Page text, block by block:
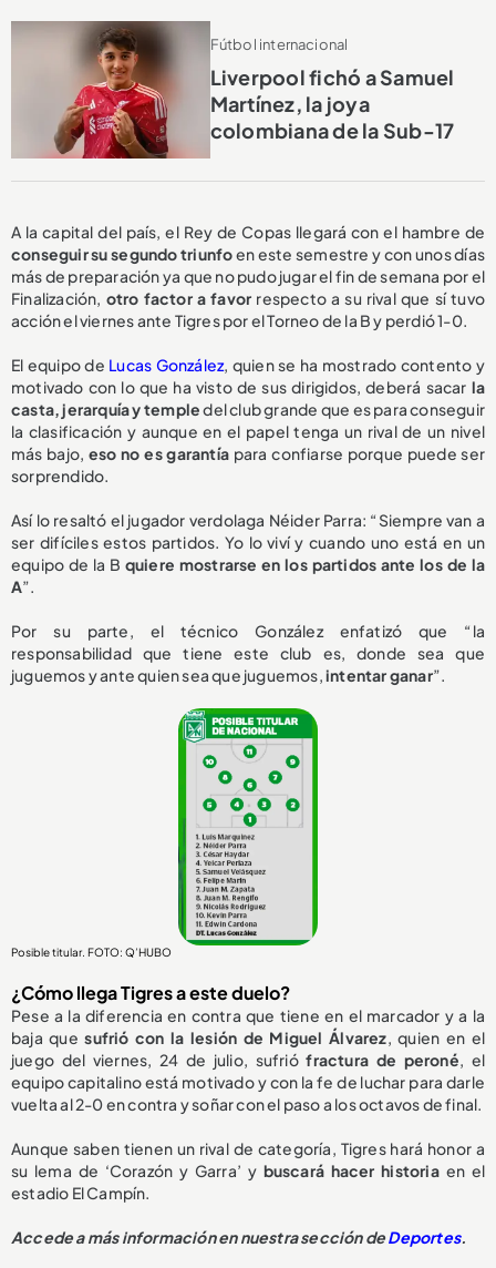
Fútbol internacional
Liverpool fichó a Samuel
Martínez, la joya
colombiana de la Sub-17
A la capital del país, el Rey de Copas llegará con el hambre de
conseguir su segundo triunfoen este semestre y con unos días
más de preparación ya que no pudo jugar el fin de semana por el
Finalización, otro factor a favor respecto a su rival que sí tuvo
acción el viernes ante Tigres por el Torneo de la B y perdió 1-0.
El equipo de Lucas González, quien se ha mostrado contento y
motivado con lo que ha visto de sus dirigidos, deberá sacar la
casta, jerarquía y templedel club grande que es para conseguir
la clasificación y aunque en el papel tenga un rival de un nivel
más bajo, eso no es garantía para confiarse porque puede ser
sorprendido.
Así lo resaltó el jugador verdolaga Néider Parra: “Siempre van a
ser difíciles estos partidos. Yo lo viví y cuando uno está en un
equipo de la B quiere mostrarse en los partidos ante los de la
A”.
Por su parte, el técnico González enfatizó que “la
responsabilidad que tiene este club es, donde sea que
juguemos y ante quien sea que juguemos,intentar ganar”.
Posible titular. FOTO: Q’HUBO
¿Cómo llega Tigres a este duelo?
Pese a la diferencia en contra que tiene en el marcador y a la
baja quesufrió con la lesión de Miguel Álvarez, quien en el
juego del viernes, 24 de julio, sufriófractura de peroné, el
equipo capitalino está motivado y con la fe de luchar para darle
vuelta al 2-0 en contra y soñar con el paso a los octavos de final.
Aunque saben tienen un rival de categoría, Tigres hará honor a
su lema de ‘Corazón y Garra’ y buscará hacer historiaen el
estadio El Campín.
Accede a más información en nuestra sección deDeportes.